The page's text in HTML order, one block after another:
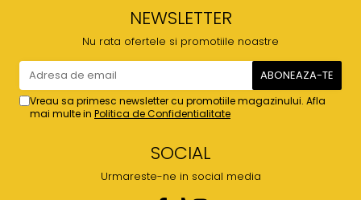
NEWSLETTER
Nu rata ofertele si promotiile noastre
Vreau sa primesc newsletter cu promotiile magazinului. Afla
mai multe in Politica de Confidentialitate
SOCIAL
Urmareste-ne in social media